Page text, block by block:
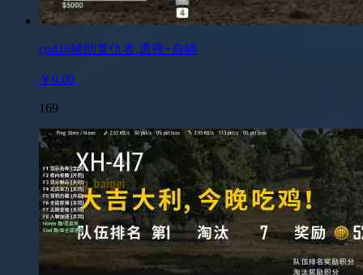
cod16辅助复仇者,透视+自瞄
￥0.00
169